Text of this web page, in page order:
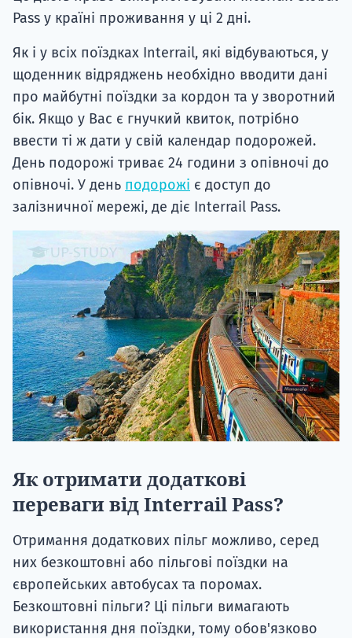
Pass у країні проживання у ці 2 дні.
Як і у всіх поїздках Interrail, які відбуваються, у
щоденник відряджень необхідно вводити дані
про майбутні поїздки за кордон та у зворотний
бік. Якщо у Вас є гнучкий квиток, потрібно
ввести ті ж дати у свій календар подорожей.
День подорожі триває 24 години з опівночі до
опівночі. У день подорожі є доступ до
залізничної мережі, де діє Interrail Pass.
Як отримати додаткові
переваги від Interrail Pass?
Отримання додаткових пільг можливо, серед
них безкоштовні або пільгові поїздки на
європейських автобусах та поромах.
Безкоштовні пільги? Ці пільги вимагають
використання дня поїздки, тому обов'язково